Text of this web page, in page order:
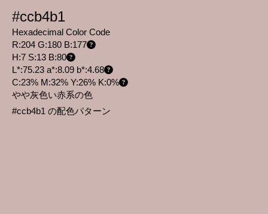
#ccb4b1
Hexadecimal Color Code
R:204 G:180 B:177
H:7 S:13 B:80
L*:75.23 a*:8.09 b*:4.68
C:23% M:32% Y:26% K:0%
やや灰色い赤系の色
#ccb4b1 の配色パターン